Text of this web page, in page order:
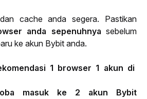
cache anda segera. Pastikan
anda sepenuhnya sebelum
ke akun Bybit anda.
1 browser 1 akun di
masuk ke 2 akun Bybit